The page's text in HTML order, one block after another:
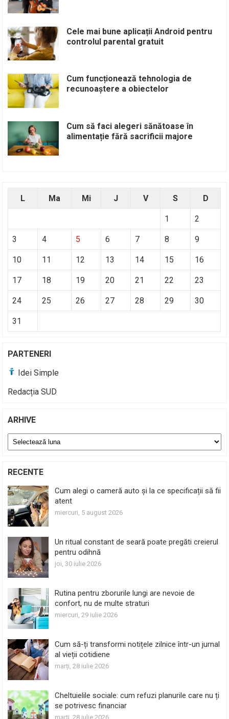
Cele mai bune aplicații Android pentru
controlul parental gratuit
Cum funcționează tehnologia de
recunoaștere a obiectelor
Cum să faci alegeri sănătoase în
alimentație fără sacrificii majore
L Ma Mi J V S D
1 2
3 4 5 6 7 8 9
10 11 12 13 14 15 16
17 18 19 20 21 22 23
24 25 26 27 28 29 30
31
PARTENERI
Idei Simple
Redacția SUD
ARHIVE
Arhive
RECENTE
Cum alegi o cameră auto și la ce specificații să fii
atent
miercuri, 5 august 2026
Un ritual constant de seară poate pregăti creierul
pentru odihnă
joi, 30 iulie 2026
Rutina pentru zborurile lungi are nevoie de
confort, nu de multe straturi
miercuri, 29 iulie 2026
Cum să-ți transformi notițele zilnice într-un jurnal
al vieții cotidiene
marți, 28 iulie 2026
Cheltuielile sociale: cum refuzi planurile care nu ți
se potrivesc financiar
marți, 28 iulie 2026